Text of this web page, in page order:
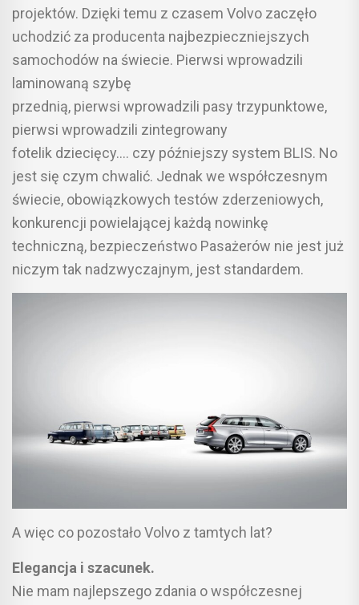
projektów. Dzięki temu z czasem Volvo zaczęło
uchodzić za producenta najbezpieczniejszych
samochodów na świecie. Pierwsi wprowadzili
laminowaną szybę
przednią, pierwsi wprowadzili pasy trzypunktowe,
pierwsi wprowadzili zintegrowany
fotelik dziecięcy…. czy późniejszy system BLIS. No
jest się czym chwalić. Jednak we współczesnym
świecie, obowiązkowych testów zderzeniowych,
konkurencji powielającej każdą nowinkę
techniczną, bezpieczeństwo Pasażerów nie jest już
niczym tak nadzwyczajnym, jest standardem.
A więc co pozostało Volvo z tamtych lat?
Elegancja i szacunek.
Nie mam najlepszego zdania o współczesnej